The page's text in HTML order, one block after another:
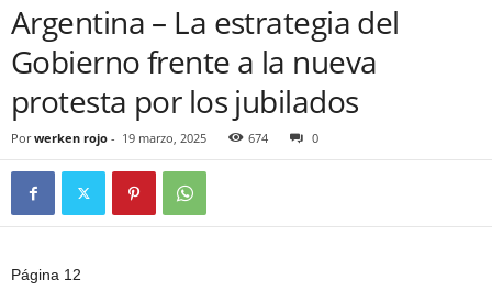
Argentina – La estrategia del
Gobierno frente a la nueva
protesta por los jubilados
Por werken rojo - 19 marzo, 2025 674 0
Página 12